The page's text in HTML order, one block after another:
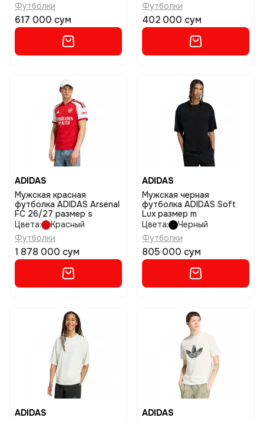
Футболки
617 000 сум
Футболки
402 000 сум
ADIDAS
Мужская красная
футболка ADIDAS Arsenal
FC 26/27 размер s
Цвета:
Красный
Футболки
1 878 000 сум
ADIDAS
Мужская черная
футболка ADIDAS Soft
Lux размер m
Цвета:
Черный
Футболки
805 000 сум
ADIDAS
ADIDAS